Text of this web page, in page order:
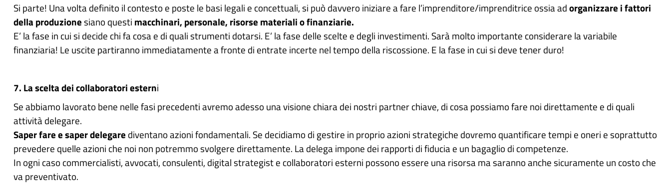
Si parte! Una volta definito il contesto e poste le basi legali e concettuali, si può davvero iniziare a fare l’imprenditore/imprenditrice ossia adorganizzare i fattori
della produzione siano questi macchinari, personale, risorse materiali o finanziarie.
E’ la fase in cui si decide chi fa cosa e di quali strumenti dotarsi. E’ la fase delle scelte e degli investimenti. Sarà molto importante considerare la variabile
finanziaria! Le uscite partiranno immediatamente a fronte di entrate incerte nel tempo della riscossione. E la fase in cui si deve tener duro!
7. La scelta dei collaboratori esterni
Se abbiamo lavorato bene nelle fasi precedenti avremo adesso una visione chiara dei nostri partner chiave, di cosa possiamo fare noi direttamente e di quali
attività delegare.
Saper fare e saper delegare diventano azioni fondamentali. Se decidiamo di gestire in proprio azioni strategiche dovremo quantificare tempi e oneri e soprattutto
prevedere quelle azioni che noi non potremmo svolgere direttamente. La delega impone dei rapporti di fiducia e un bagaglio di competenze.
In ogni caso commercialisti, avvocati, consulenti, digital strategist e collaboratori esterni possono essere una risorsa ma saranno anche sicuramente un costo che
va preventivato.